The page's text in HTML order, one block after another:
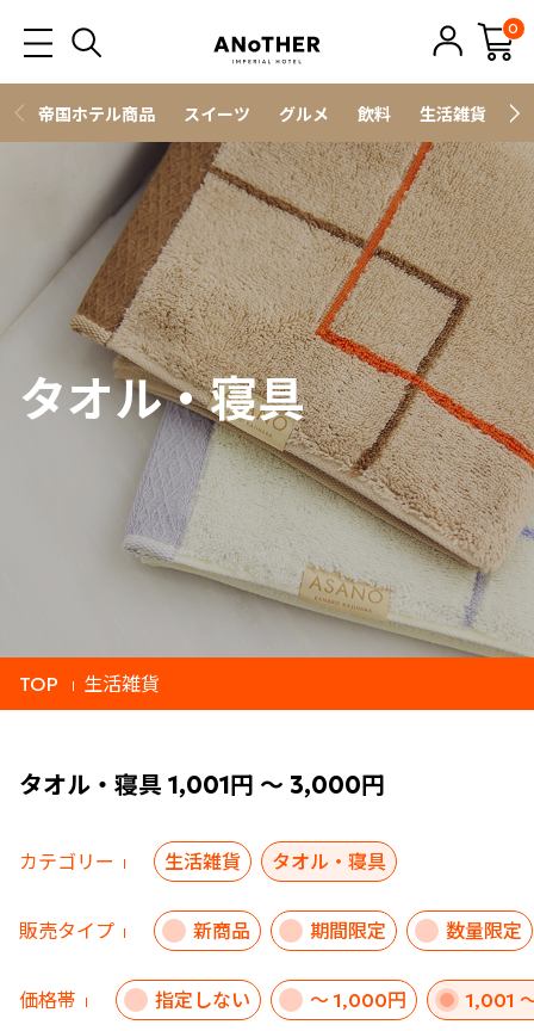
0
帝国ホテル商品 スイーツ グルメ 飲料 生活雑貨
タオル・寝具
TOP 生活雑貨
タオル・寝具 1,001円 ～ 3,000円
カテゴリー 生活雑貨 タオル・寝具
販売タイプ 新商品 期間限定 数量限定
価格帯 指定しない ～ 1,000円 1,001